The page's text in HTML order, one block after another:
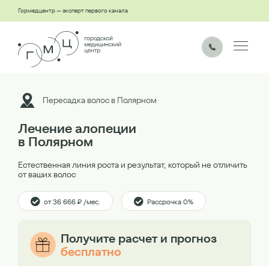
Гормедцентр — эксперт первого канала
Пересадка волос в Полярном
Лечение алопеции
в Полярном
Естественная линия роста и результат, который не отличить
от ваших волос
от 36 666 ₽ /мес. Рассрочка 0%
Получите расчет и прогноз
бесплатно